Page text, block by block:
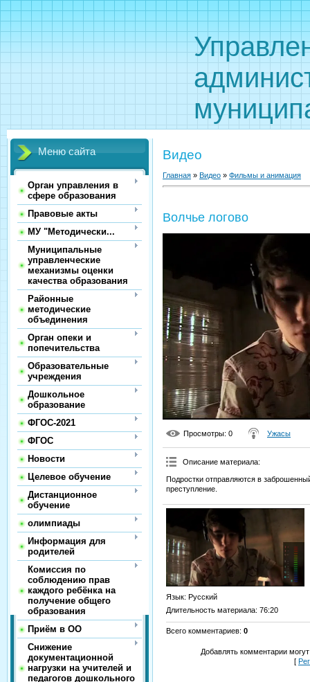
Меню сайта
Орган управления в
сфере образования
Правовые акты
МУ "Методически...
Муниципальные
управленческие
механизмы оценки
качества образования
Районные
методические
объединения
Орган опеки и
попечительства
Образовательные
учреждения
Дошкольное
образование
ФГОС-2021
ФГОС
Новости
Целевое обучение
Дистанционное
обучение
олимпиады
Информация для
родителей
Комиссия по
соблюдению прав
каждого ребёнка на
получение общего
образования
Приём в ОО
Снижение
документационной
нагрузки на учителей и
педагогов дошкольного
Видео
Главная » Видео » Фильмы и анимация
Волчье логово
Просмотры: 0 Ужасы
Описание материала:
Подростки отправляются в
преступление.
Язык: Русский
Длительность материала: 76:20
Всего комментариев: 0
Добавлять комментарии
[